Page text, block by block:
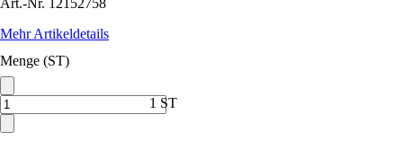
Art.-Nr. 12152758
Mehr Artikeldetails
Menge (ST)
1 ST